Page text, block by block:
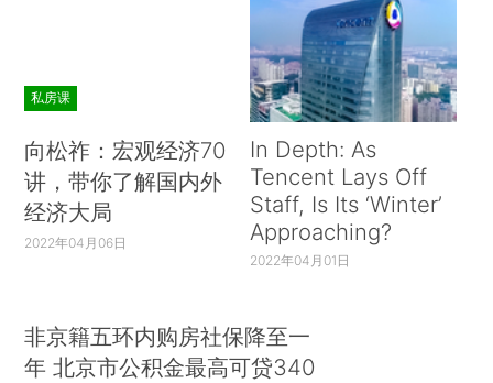
私房课
向松祚：宏观经济70
讲，带你了解国内外
经济大局
2022年04月06日
In Depth: As
Tencent Lays Off
Staff, Is Its ‘Winter’
Approaching?
2022年04月01日
非京籍五环内购房社保降至一
年 北京市公积金最高可贷340